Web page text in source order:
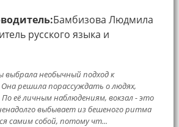
Бамбизова Людмила
русского языка и
необычный подход к
Она решила порассуждать о людях,
её личным наблюдениям, вокзал - это
выбывает из бешеного ритма
самим собой, потому чт...